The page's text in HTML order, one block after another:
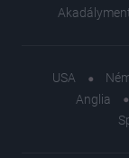
USA
Anglia